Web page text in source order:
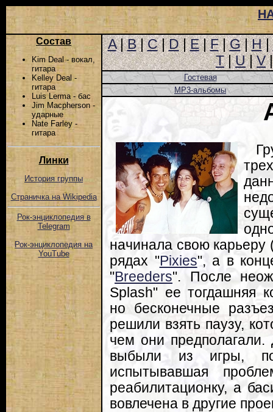
Состав
Kim Deal - вокал,
гитара
Kelley Deal -
гитара
Luis Lerma - бас
Jim Macpherson -
ударные
Nate Farley -
гитара
Линки
История группы
Страничка на Wikipedia
Рок-энциклопедия в
Telegram
Рок-энциклопедия на
YouTube
A|B|C|D|E|F|G|H|
T|U|V
Гостевая
MP3-альбомы
начинала свою карьеру
рядах "Pixies", а в
"Breeders". После
Splash" ее тогдашняя
но бесконечные
решили взять паузу,
чем они предполагали.
выбыли из игры,
испытывавшая
реабилитационку, а
вовлечена в другие